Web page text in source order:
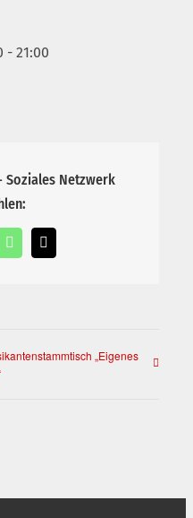
- 21:00
Soziales Netzwerk
WhatsApp
E-
Mail
„Eigenes